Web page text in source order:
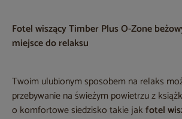
Fotel wiszący Timber Plus O-Zone
miejsce do relaksu
Twoim ulubionym sposobem na relaks
przebywanie na świeżym powietrzu z
o komfortowe siedzisko takie jakfotel